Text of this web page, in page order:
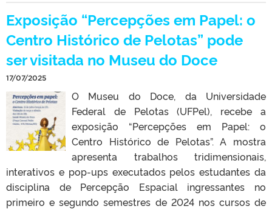
Exposição “Percepções em Papel: o
Centro Histórico de Pelotas” pode
ser visitada no Museu do Doce
17/07/2025
O Museu do Doce, da Universidade
Federal de Pelotas (UFPel), recebe a
exposição “Percepções em Papel: o
Centro Histórico de Pelotas”. A mostra
apresenta trabalhos tridimensionais,
interativos e pop-ups executados pelos estudantes da
disciplina de Percepção Espacial ingressantes no
primeiro e segundo semestres de 2024 nos cursos de